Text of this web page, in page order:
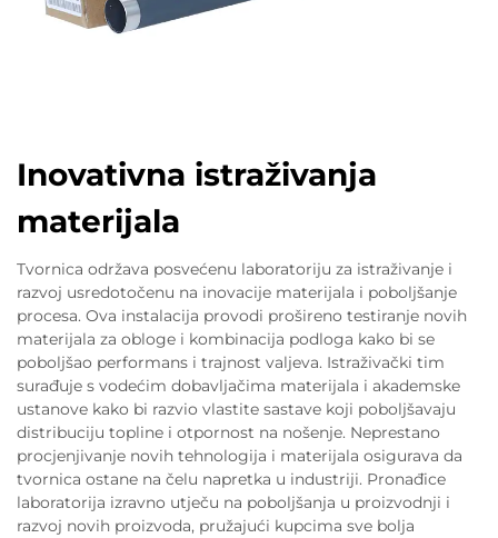
Inovativna istraživanja
materijala
Tvornica održava posvećenu laboratoriju za istraživanje i
razvoj usredotočenu na inovacije materijala i poboljšanje
procesa. Ova instalacija provodi prošireno testiranje novih
materijala za obloge i kombinacija podloga kako bi se
poboljšao performans i trajnost valjeva. Istraživački tim
surađuje s vodećim dobavljačima materijala i akademske
ustanove kako bi razvio vlastite sastave koji poboljšavaju
distribuciju topline i otpornost na nošenje. Neprestano
procjenjivanje novih tehnologija i materijala osigurava da
tvornica ostane na čelu napretka u industriji. Pronađice
laboratorija izravno utječu na poboljšanja u proizvodnji i
razvoj novih proizvoda, pružajući kupcima sve bolja